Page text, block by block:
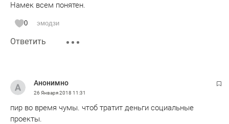
Намек всем понятен.
0 эмодзи
Ответить
Анонимно
26 Января 2018 11:31
пир во время чумы. чтоб тратит деньги социальные
проекты.